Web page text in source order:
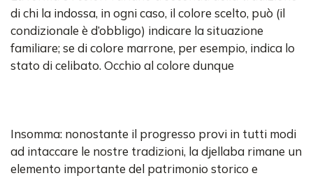
di chi la indossa, in ogni caso, il colore scelto, può (il
condizionale è d’obbligo) indicare la situazione
familiare; se di colore marrone, per esempio, indica lo
stato di celibato. Occhio al colore dunque
Insomma: nonostante il progresso provi in tutti modi
ad intaccare le nostre tradizioni, la djellaba rimane un
elemento importante del patrimonio storico e